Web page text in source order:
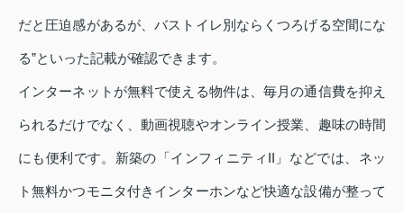
だと圧迫感があるが、バストイレ別ならくつろげる空間にな
る”といった記載が確認できます。
インターネットが無料で使える物件は、毎月の通信費を抑え
られるだけでなく、動画視聴やオンライン授業、趣味の時間
にも便利です。新築の「インフィニティII」などでは、ネッ
ト無料かつモニタ付きインターホンなど快適な設備が整って